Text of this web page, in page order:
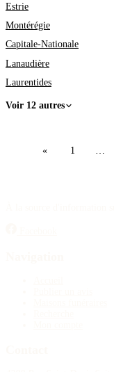
Estrie
Montérégie
Capitale-Nationale
Lanaudière
Laurentides
Voir 12 autres
« 1 …